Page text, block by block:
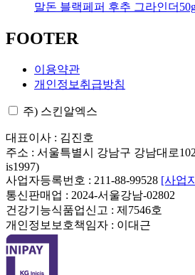
말돈 블랙페퍼 후추 그라인더
FOOTER
이용약관
개인정보취급방침
주) 스킨알엑스
대표이사 : 김진호
주소 : 서울특별시 강남구 강남대로
is1997)
사업자등록번호 : 211-88-99528 [사업
통신판매업 : 2024-서울강남-02802
건강기능식품업신고 : 제7546호
개인정보보호책임자 : 이대근